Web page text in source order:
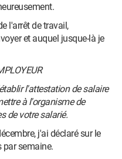
l'arrêt de travail,
et auquel jusque-là je
l'attestation de salaire
à l'organisme de
de votre salarié.
j'ai déclaré sur le
par semaine.